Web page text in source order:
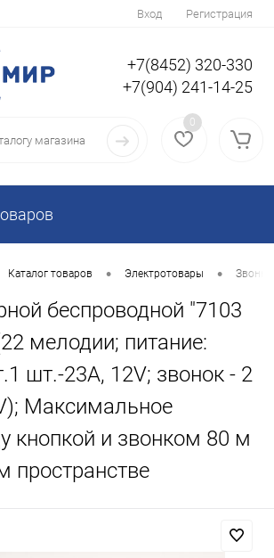
Вход Регистрация
+7(8452) 320-330
+7(904) 241-14-25
0
Каталог товаров • Электротовары •
беспроводной "7103
мелодии; питание:
шт.-23A, 12V; звонок - 2
Максимальное
кнопкой и звонком 80 м
пространстве